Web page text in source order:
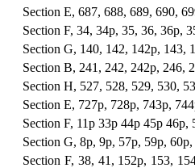
Section E, 687, 688, 689, 690,
Section F, 34, 34p, 35, 36, 36p,
Section G, 140, 142, 142p, 143,
Section B, 241, 242, 242p, 246,
Section H, 527, 528, 529, 530,
Section E, 727p, 728p, 743p,
Section F, 11p 33p 44p 45p
Section G, 8p, 9p, 57p, 59p,
Section F, 38, 41, 152p, 153,